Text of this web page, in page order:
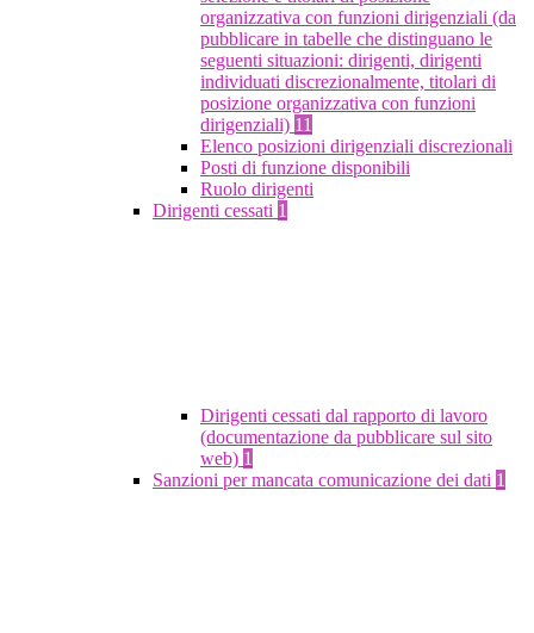
organizzativa con funzioni dirigenziali (da
pubblicare in tabelle che distinguano le
seguenti situazioni: dirigenti, dirigenti
individuati discrezionalmente, titolari di
posizione organizzativa con funzioni
dirigenziali) 11
Elenco posizioni dirigenziali discrezionali
Posti di funzione disponibili
Ruolo dirigenti
Dirigenti cessati 1
Dirigenti cessati dal rapporto di lavoro
(documentazione da pubblicare sul sito
web) 1
Sanzioni per mancata comunicazione dei dati 1